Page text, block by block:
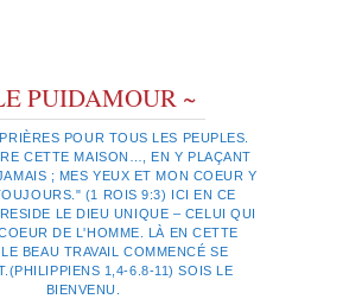
PUIDAMOUR ~
POUR TOUS LES PEUPLES.
CETTE MAISON…, EN Y PLAÇANT
; MES YEUX ET MON COEUR Y
(1 ROIS 9:3) ICI EN CE
LE DIEU UNIQUE – CELUI QUI
DE L'HOMME. LÀ EN CETTE
BEAU TRAVAIL COMMENCÉ SE
1,4-6.8-11) SOIS LE
BIENVENU.